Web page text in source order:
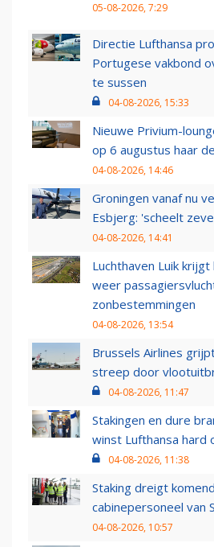
05-08-2026, 7:29
Directie Lufthansa
Portugese vakbond
te sussen
04-08-2026, 15:33
Nieuwe Privium-
op 6 augustus haar
04-08-2026, 14:46
Groningen vanaf nu
Esbjerg: 'scheelt
04-08-2026, 14:41
Luchthaven Luik
weer
zonbestemmingen
04-08-2026, 13:54
Brussels Airlines
streep door
04-08-2026, 11:47
Stakingen en dure
winst Lufthansa hard
04-08-2026, 11:38
Staking dreigt
cabinepersoneel van
04-08-2026, 10:57